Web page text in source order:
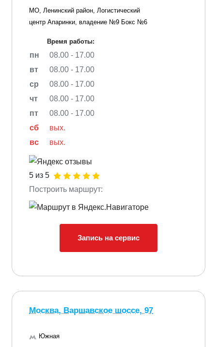
МО, Ленинский район, Логистический
центр Апаринки, владение №9 Бокс №6
Время работы:
пн
08.00 - 17.00
вт
08.00 - 17.00
ср
08.00 - 17.00
чт
08.00 - 17.00
пт
08.00 - 17.00
сб
вых.
вс
вых.
5 из 5
Построить маршрут:
Запись на сервис
Москва, Варшавское шоссе, 97
Южная